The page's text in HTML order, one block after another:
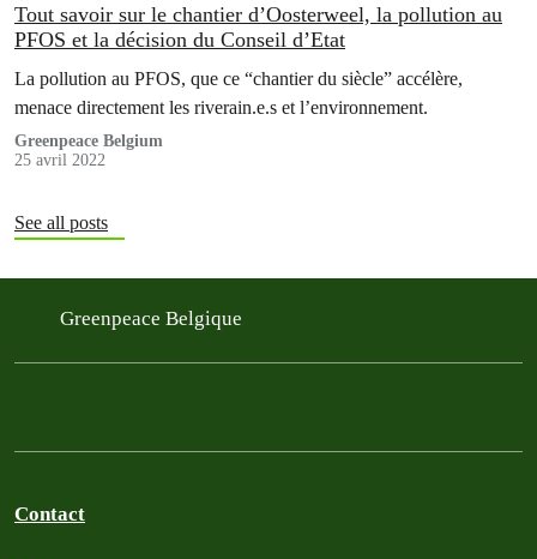
Tout savoir sur le chantier d’Oosterweel, la pollution au
PFOS et la décision du Conseil d’Etat
La pollution au PFOS, que ce “chantier du siècle” accélère,
menace directement les riverain.e.s et l’environnement.
Greenpeace Belgium
25 avril 2022
See all posts
Greenpeace Belgique
Contact